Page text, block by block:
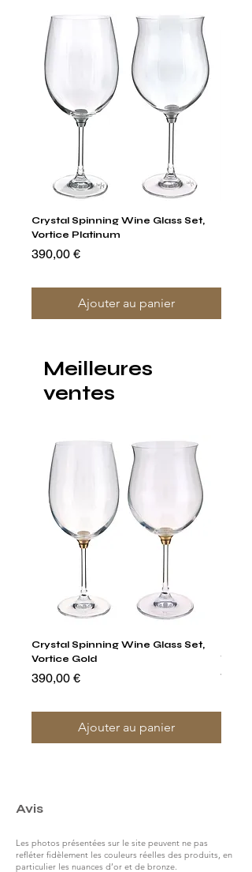
Crystal Spinning Wine Glass Set,
Vortice Platinum
Prix
390,00 €
Ajouter au panier
Meilleures
ventes
Crystal Spinning Wine Glass Set,
Vortice Gold
Prix
390,00 €
Ajouter au panier
Prix
Avis
Les photos présentées sur le site peuvent ne pas
refléter fidèlement les couleurs réelles des produits, en
particulier les nuances d’or et de bronze.